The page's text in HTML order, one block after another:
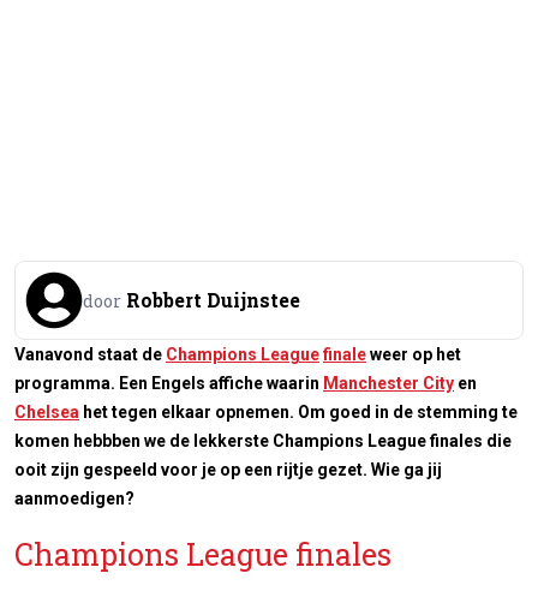
door Robbert Duijnstee
Vanavond staat de Champions Leaguefinaleweer op het
programma. Een Engels affiche waarin Manchester City en
Chelsea het tegen elkaar opnemen. Om goed in de stemming te
komen hebbben we de lekkerste Champions League finales die
ooit zijn gespeeld voor je op een rijtje gezet. Wie ga jij
aanmoedigen?
Champions League finales